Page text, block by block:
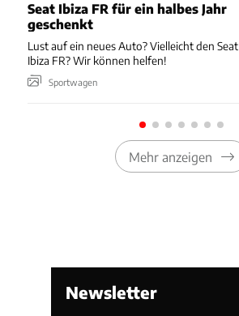
Seat Ibiza FR für ein halbes Jahr
geschenkt
Lust auf ein neues Auto? Vielleicht den Seat
Ibiza FR? Wir können helfen!
Sportwagen
Mehr anzeigen
Newsletter